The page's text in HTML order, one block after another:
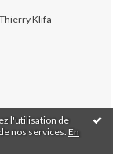
l'utilisation de
nos services. En
Thierry Klifa